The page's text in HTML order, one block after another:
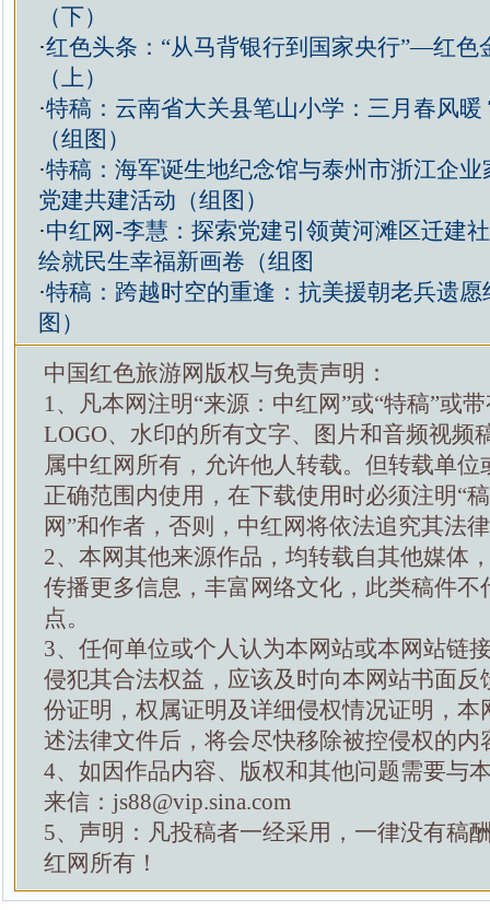
（下）
·红色头条：“从马背银行到国家央行”—红色
（上）
·特稿：云南省大关县笔山小学：三月春风暖
（组图）
·特稿：海军诞生地纪念馆与泰州市浙江企业
党建共建活动（组图）
·中红网-李慧：探索党建引领黄河滩区迁建
绘就民生幸福新画卷（组图
·特稿：跨越时空的重逢：抗美援朝老兵遗愿
图）
中国红色旅游网版权与免责声明：
1、凡本网注明“来源：中红网”或“特稿”或
LOGO、水印的所有文字、图片和音频视频
属中红网所有，允许他人转载。但转载单位
正确范围内使用，在下载使用时必须注明“
网”和作者，否则，中红网将依法追究其法
2、本网其他来源作品，均转载自其他媒体
传播更多信息，丰富网络文化，此类稿件不
点。
3、任何单位或个人认为本网站或本网站链
侵犯其合法权益，应该及时向本网站书面反
份证明，权属证明及详细侵权情况证明，本
述法律文件后，将会尽快移除被控侵权的内
4、如因作品内容、版权和其他问题需要与
来信：js88@vip.sina.com
5、声明：凡投稿者一经采用，一律没有稿
红网所有！